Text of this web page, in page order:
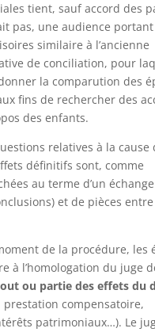
tient, sauf accord des
pas, une audience
similaire à l’ancienne
de conciliation, pour
la comparution des
fins de rechercher des
des enfants.
relatives à la cause
définitifs sont, comme
au terme d’un échange
et de pièces
de la procédure, les
à l’homologation du juge
ou partie des effets du
prestation compensatoire,
patrimoniaux…). Le